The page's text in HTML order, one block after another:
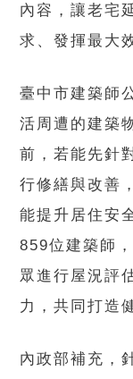
內容，讓老宅
求、發揮最大
臺中市建築師
活周遭的建築
前，若能先針
行修繕與改善
能提升居住安
859位建築師
眾進行屋況評
力，共同打造
內政部補充，